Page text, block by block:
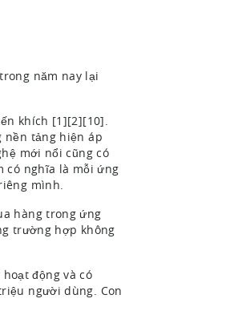
năm nay lại
khích [1][2][10].
nền tảng hiện áp
mới nổi cũng có
có nghĩa là mỗi ứng
mình.
hàng trong ứng
trường hợp không
động và có
người dùng. Con